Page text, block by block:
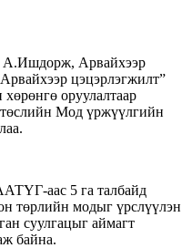
А.Ишдорж, Арвайхээр
цэцэрлэгжилт”
оруулалтаар
Мод үржүүлгийн
аас 5 га талбайд
төрлийн модыг үрслүүлэн
суулгацыг аймагт
байна.